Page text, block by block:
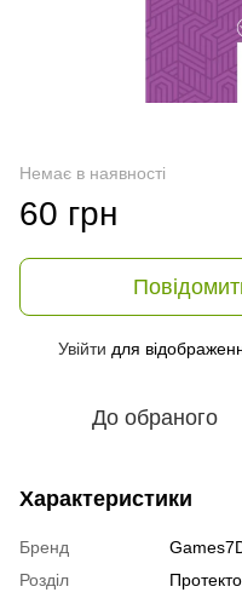
Немає в наявності
60 грн
Увійти для
До обраного
Характеристики
Бренд
Розділ